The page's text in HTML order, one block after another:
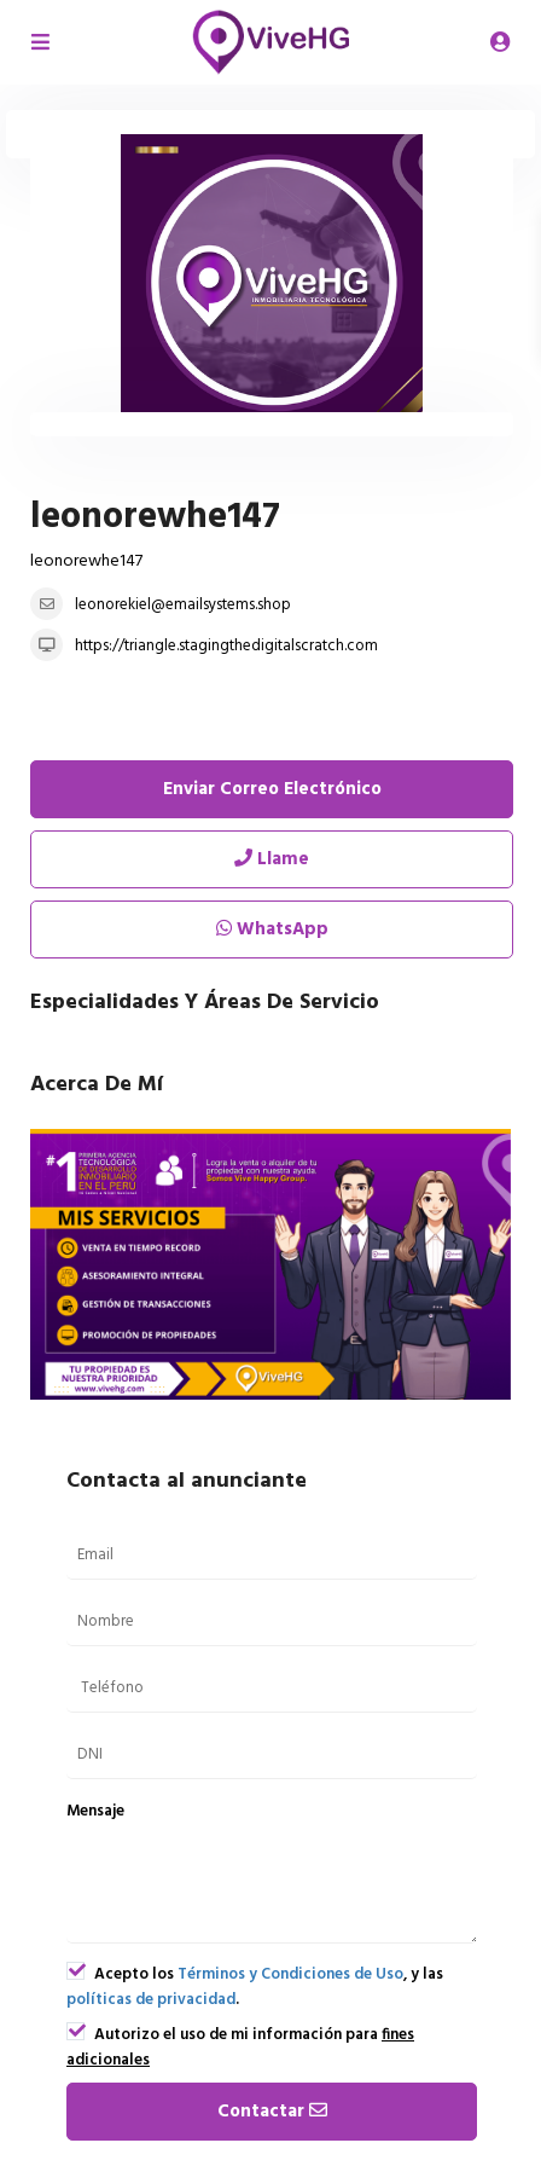
leonorewhe147
leonorewhe147
leonorekiel@emailsystems.shop
https://triangle.stagingthedigitalscratch.com
Enviar Correo Electrónico
Llame
WhatsApp
Especialidades Y Áreas De Servicio
Acerca De Mí
Contacta al anunciante
Mensaje
Acepto losTérminos y Condiciones de Uso, y las
políticas de privacidad.
Autorizo el uso de mi información parafines
adicionales
Contactar